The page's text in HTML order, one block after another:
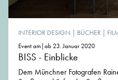
INTERIOR DESIGN | BÜCHER |
Event am|ab 23. Januar 2020
BISS - Einblicke
Dem Münchner Fotografen